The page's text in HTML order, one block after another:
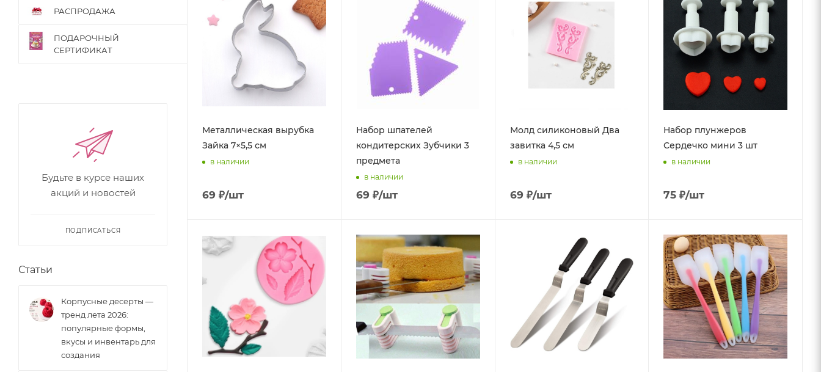
Металлическая вырубка
Зайка 7×5,5 см
в наличии
69 ₽/шт
Набор шпателей
кондитерских Зубчики 3
предмета
в наличии
69 ₽/шт
Молд силиконовый Два
завитка 4,5 см
в наличии
69 ₽/шт
Набор плунжеров
Сердечко мини 3 шт
в наличии
75 ₽/шт
РАСПРОДАЖА
ПОДАРОЧНЫЙ
СЕРТИФИКАТ
Будьте в курсе наших
акций и новостей
ПОДПИСАТЬСЯ
Статьи
Корпусные десерты —
тренд лета 2026:
популярные формы,
вкусы и инвентарь для
создания